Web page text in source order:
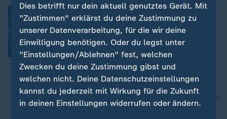
Miersch: Problem mit der
Kompromissfindung
Video 5:33
nach oben
Dies betrifft nur dein aktuell genutztes Gerät. Mit
"Zustimmen" erklärst du deine Zustimmung zu
unserer Datenverarbeitung, für die wir deine
Einwilligung benötigen. Oder du legst unter
"Einstellungen/Ablehnen" fest, welchen
Zwecken du deine Zustimmung gibst und
welchen nicht. Deine Datenschutzeinstellungen
kannst du jederzeit mit Wirkung für die Zukunft
in deinen Einstellungen widerrufen oder ändern.